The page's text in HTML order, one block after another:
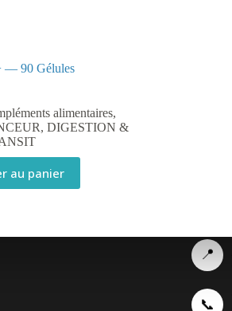
— 90 Gélules
alimentaires,
DIGESTION &
au panier
📍
📞